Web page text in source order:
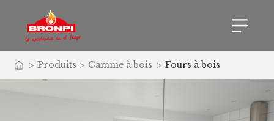
Accueil
> Produits > Gamme à bois > Fours à bois